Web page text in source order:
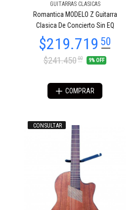
GUITARRAS CLASICAS
Romantica MODELO Z Guitarra
Clasica De Concierto Sin EQ
$241.45000 9% OFF
COMPRAR
CONSULTAR